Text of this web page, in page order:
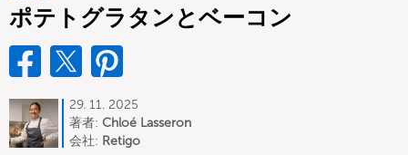
ポテトグラタンとベーコン
29. 11. 2025
著者: Chloé Lasseron
会社: Retigo